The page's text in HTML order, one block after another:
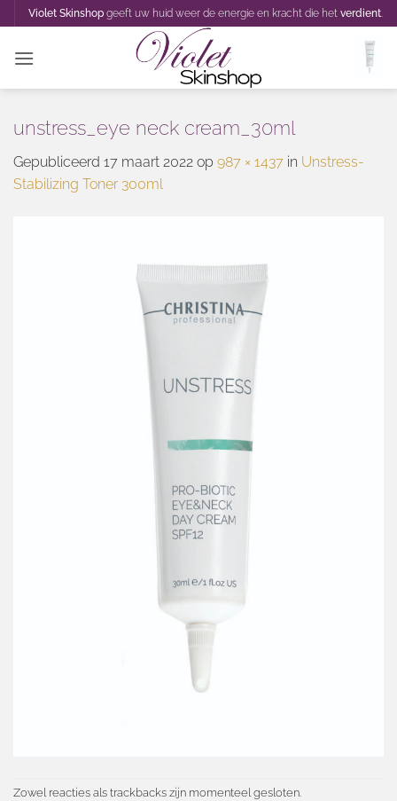
naar
inhoud
Violet Skinshopgeeft uw huid weer de energie en kracht die het verdient.
unstress_eye neck cream_30ml
Gepubliceerd 17 maart 2022 op 987 × 1437 in Unstress-
Stabilizing Toner 300ml
Zowel reacties als trackbacks zijn momenteel gesloten.